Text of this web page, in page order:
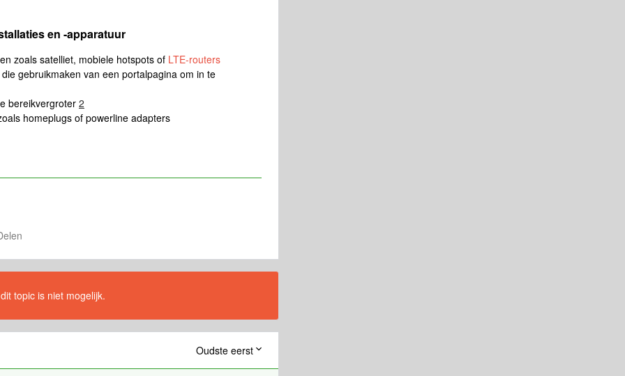
en -apparatuur
zoals satelliet, mobiele hotspots of LTE-routers
gebruikmaken van een portalpagina om in te
bereikvergroter 2
homeplugs of powerline adapters
topic is niet mogelijk.
Oudste eerst